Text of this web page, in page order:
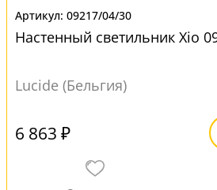
09217/04/30
Настенный светильник Xio
Lucide (Бельгия)
6 863 ₽